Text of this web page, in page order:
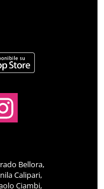
Bellora,
Calipari,
Ciambi,